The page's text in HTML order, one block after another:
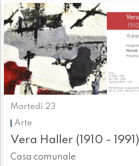
Martedì 23
Arte
Vera Haller (1910 - 1991)
Casa comunale